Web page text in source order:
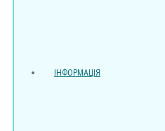
ІНФОРМАЦІЯ